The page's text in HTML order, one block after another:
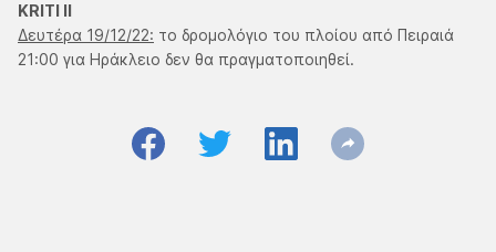
KRITI IΙ
Δευτέρα 19/12/22: το δρομολόγιο του πλοίου από Πειραιά
21:00 για Ηράκλειο δεν θα πραγματοποιηθεί.